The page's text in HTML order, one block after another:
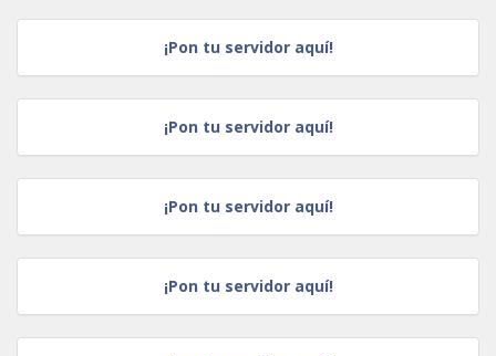
¡Pon tu servidor aquí!
¡Pon tu servidor aquí!
¡Pon tu servidor aquí!
¡Pon tu servidor aquí!